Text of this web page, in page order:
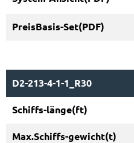
D2-213-4-1-1_R30